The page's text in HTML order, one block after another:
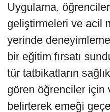
Uygulama,
geliştirmeleri ve acil
yerinde
bir eğitim fırsatı
tür tatbikatların
gören öğrenciler için
belirterek emeği